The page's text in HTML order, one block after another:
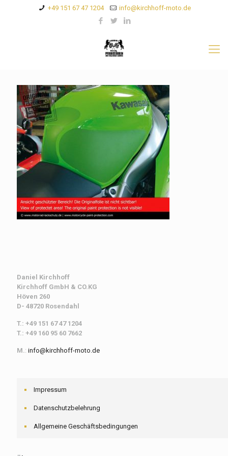
+49 151 67 47 1204 info@kirchhoff-moto.de
Daniel Kirchhoff
Kirchhoff GmbH & CO.KG
Höven 260
D- 48720 Rosendahl
T.: +49 151 67 47 1204
T.: +49 160 95 60 7662
M.: info@kirchhoff-moto.de
Impressum
Datenschutzbelehrung
Allgemeine Geschäftsbedingungen